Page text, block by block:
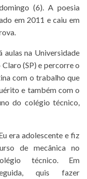
(6). A poesia
em 2011 e caiu em
aulas na Universidade
Claro (SP) e percorre o
com o trabalho que
e também com o
do colégio técnico,
era adolescente e fiz
de mecânica no
técnico. Em
quis fazer